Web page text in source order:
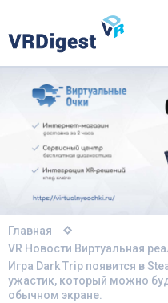
Главная
VR Новости Виртуальная
Игра Dark Trip появится в
ужастик, который можно
обычном экране.